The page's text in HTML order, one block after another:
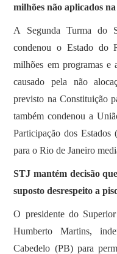
milhões não aplicados
​​A Segunda Turma do
condenou o Estado do
milhões em programas e
causado pela não
previsto na Constituição
também condenou a
Participação dos Estados
para o Rio de Janeiro
STJ mantém decisão
suposto desrespeito a
​​O presidente do
Humberto Martins,
Cabedelo (PB) para